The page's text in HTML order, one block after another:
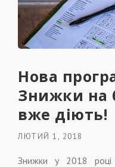
Нова
Знижки на
вже діють!
ЛЮТИЙ 1, 2018
Знижки у 2018 році